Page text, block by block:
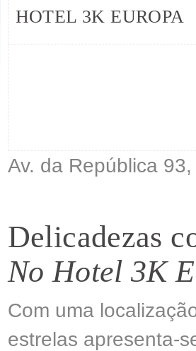
HOTEL 3K EUROPA
Av. da República
Delicadezas
No Hotel 3K
Com uma
estrelas apresenta-